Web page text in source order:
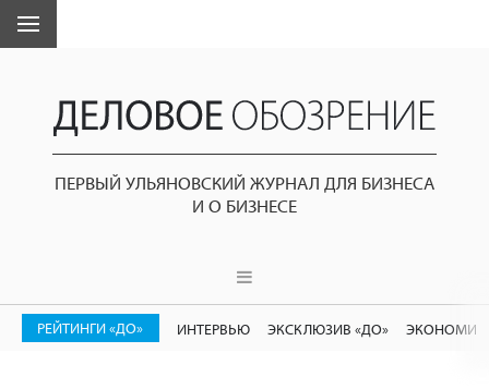
ПЕРВЫЙ УЛЬЯНОВСКИЙ ЖУРНАЛ ДЛЯ БИЗНЕСА
И О БИЗНЕСЕ
РЕЙТИНГИ «ДО» ИНТЕРВЬЮ ЭКСКЛЮЗИВ «ДО»